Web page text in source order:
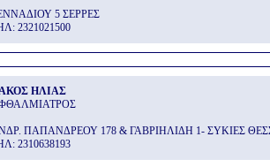
5 ΣΕΡΡΕΣ
2321021500
ΗΛΙΑΣ
ΠΑΠΑΝΔΡΕΟΥ 178 & ΓΑΒΡΙΗΛΙΔΗ 1- ΣΥΚΙΕΣ
2310638193